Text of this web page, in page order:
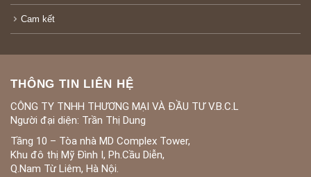
Cam kết
THÔNG TIN LIÊN HỆ
CÔNG TY TNHH THƯƠNG MẠI VÀ ĐẦU TƯ V.B.C.L
Người đại diện: Trần Thị Dung
Tầng 10 – Tòa nhà MD Complex Tower,
Khu đô thị Mỹ Đình I, Ph.Cầu Diễn,
Q.Nam Từ Liêm, Hà Nội.